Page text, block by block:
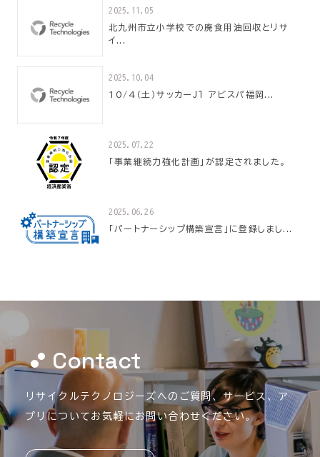
2025.11.05
北九州市立小学校での廃食用油回収とリサ
イ...
2025.10.04
10/4（土）サッカーＪ１ アビスパ福岡...
2025.07.22
「事業継続力強化計画」が認定されました。
2025.06.26
「パートナーシップ構築宣言」に登録しまし...
Contact
リサイクルテクノロジーズへのご質問、サービス、ア
プリについてお気軽にお問い合わせください。